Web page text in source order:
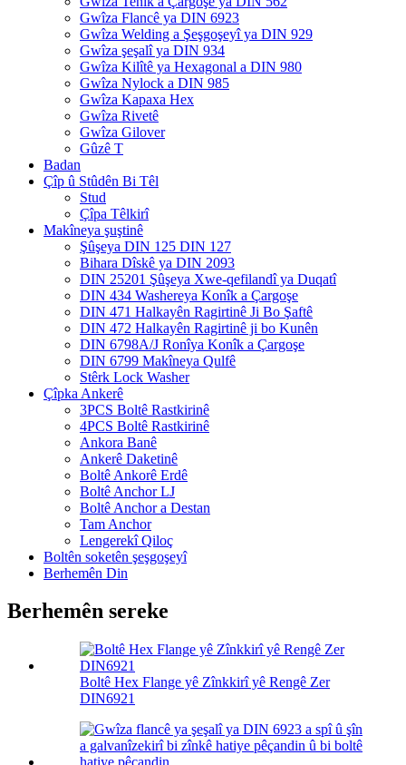
Gwîza Flancê ya DIN 6923
Gwîza Welding a Şeşgoşeyî ya DIN 929
Gwîza şeşalî ya DIN 934
Gwîza Kilîtê ya Hexagonal a DIN 980
Gwîza Nylock a DIN 985
Gwîza Kapaxa Hex
Gwîza Rivetê
Gwîza Gilover
Gûzê T
Badan
Çîp û Stûdên Bi Têl
Stud
Çîpa Têlkirî
Makîneya şuştinê
Şûşeya DIN 125 DIN 127
Bihara Dîskê ya DIN 2093
DIN 25201 Şûşeya Xwe-qefilandî ya Duqatî
DIN 434 Washereya Konîk a Çargoşe
DIN 471 Halkayên Ragirtinê Ji Bo Şaftê
DIN 472 Halkayên Ragirtinê ji bo Kunên
DIN 6798A/J Ronîya Konîk a Çargoşe
DIN 6799 Makîneya Qulfê
Stêrk Lock Washer
Çîpka Ankerê
3PCS Boltê Rastkirinê
4PCS Boltê Rastkirinê
Ankora Banê
Ankerê Daketinê
Boltê Ankorê Erdê
Boltê Anchor LJ
Boltê Anchor a Destan
Tam Anchor
Lengerekî Qiloç
Boltên soketên şeşgoşeyî
Berhemên Din
Berhemên sereke
Boltê Hex Flange yê Zînkkirî yê Rengê Zer
DIN6921